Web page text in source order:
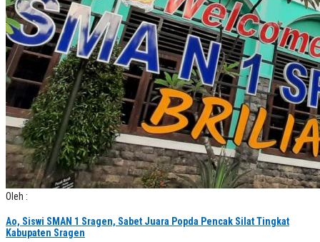
Oleh :
Ao, Siswi SMAN 1 Sragen, Sabet Juara Popda Pencak Silat Tingkat
Kabupaten Sragen